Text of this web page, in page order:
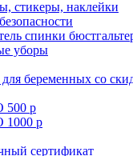
стикеры, наклейки
спинки
уборы
беременных со
р
р
сертификат